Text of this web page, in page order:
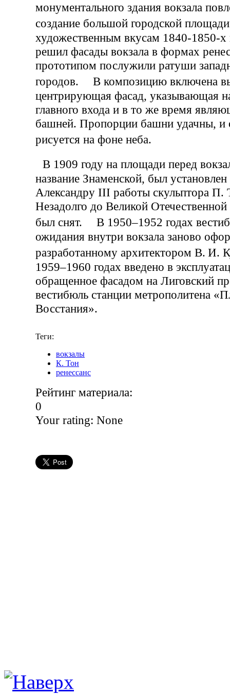
монументального здания вокзала
создание большой городской
художественным вкусам 1840-1850-
решил фасады вокзала в формах
прототипом послужили ратуши
городов. В композицию включена
центрирующая фасад, указывающая
главного входа и в то же время
башней. Пропорции башни удачны, и
рисуется на фоне неба.
В 1909 году на площади перед
название Знаменской, был
Александру III работы скульптора П.
Незадолго до Великой
был снят. В 1950–1952 годах
ожидания внутри вокзала заново
разработанному архитектором В.
1959–1960 годах введено в
обращенное фасадом на Лиговский
вестибюль станции метрополитена
Восстания».
Теги:
вокзалы
К. Тон
ренессанс
Рейтинг материала:
0
Your rating: None